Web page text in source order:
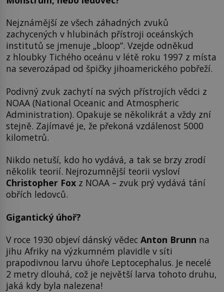
Nejznámější ze všech záhadných zvuků
zachycených v hlubinách přístroji oceánských
institutů se jmenuje „bloop“. Vzejde odněkud
z hloubky Tichého oceánu v létě roku 1997 z místa
na severozápad od špičky jihoamerického pobřeží.
Podivný zvuk zachytí na svých přístrojích vědci z
NOAA (National Oceanic and Atmospheric
Administration). Opakuje se několikrát a vždy zní
stejně. Zajímavé je, že překoná vzdálenost 5000
kilometrů.
Nikdo netuší, kdo ho vydává, a tak se brzy zrodí
několik teorií. Nejrozumnější teorii vysloví
Christopher Fox z NOAA – zvuk prý vydává tání
obřích ledovců.
Gigantický úhoř?
V roce 1930 objeví dánský vědec Anton Brunn na
jihu Afriky na výzkumném plavidle v síti
prapodivnou larvu úhoře Leptocephalus. Je necelé
2 metry dlouhá, což je největší larva tohoto druhu,
jaká kdy byla nalezena!